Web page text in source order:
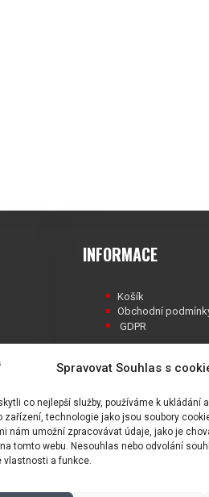
Spravovat Souhlas s
co nejlepší služby, používáme k ukládání
zařízení, technologie jako jsou soubory
nám umožní zpracovávat údaje, jako je
tomto webu. Nesouhlas nebo odvolání
vlastnosti a funkce.
INFORMACE
Košík
Obchodní
GDPR